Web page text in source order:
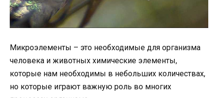
Микроэлементы – это необходимые для организма
человека и животных химические элементы,
которые нам необходимы в небольших количествах,
но которые играют важную роль во многих